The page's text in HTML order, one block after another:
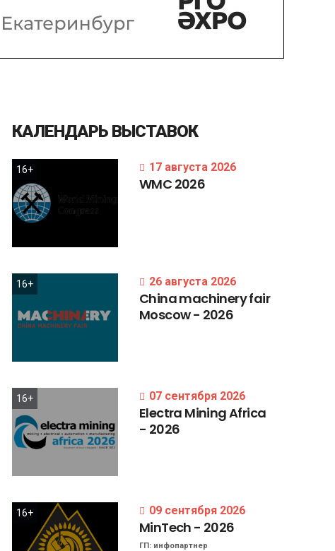
КАЛЕНДАРЬ ВЫСТАВОК
16+ 17 августа 2026
WMC 2026
16+ 26 августа 2026
Chinamachineryfair
Moscow- 2026
16+ 07 сентября 2026
Electra MiningAfrica
- 2026
16+ 09 сентября 2026
MinTech - 2026
ГП: инфопартнер